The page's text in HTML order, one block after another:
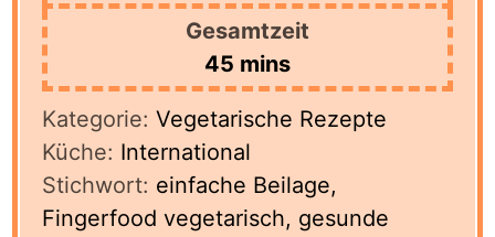
Gesamtzeit
45 minutes
mins
Kategorie:Vegetarische Rezepte
Küche: International
Stichwort: einfache Beilage,
Fingerfood vegetarisch, gesunde